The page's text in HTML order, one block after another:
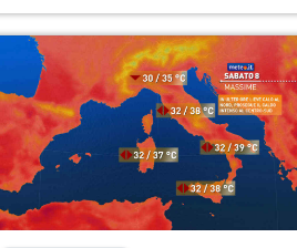
anche al Nord.